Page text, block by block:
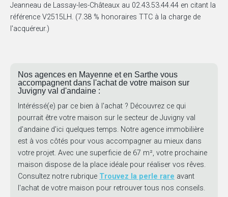
Jeanneau de Lassay-les-Châteaux au 02.43.53.44.44 en citant la
référence V2515LH. (7.38 % honoraires TTC à la charge de
l'acquéreur.)
Nos agences en Mayenne et en Sarthe vous
accompagnent dans l'achat de votre maison sur
Juvigny val d'andaine :
Intéréssé(e) par ce bien à l'achat ? Découvrez ce qui
pourrait être votre maison sur le secteur de Juvigny val
d'andaine d'ici quelques temps. Notre agence immobilière
est à vos côtés pour vous accompagner au mieux dans
votre projet. Avec une superficie de 67 m², votre prochaine
maison dispose de la place idéale pour réaliser vos rêves.
Consultez notre rubrique Trouvez la perle rare avant
l'achat de votre maison pour retrouver tous nos conseils.